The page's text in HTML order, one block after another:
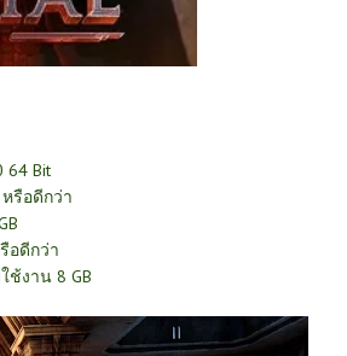
64 Bit
รือดีกว่า
อดีกว่า
งาน 8 GB